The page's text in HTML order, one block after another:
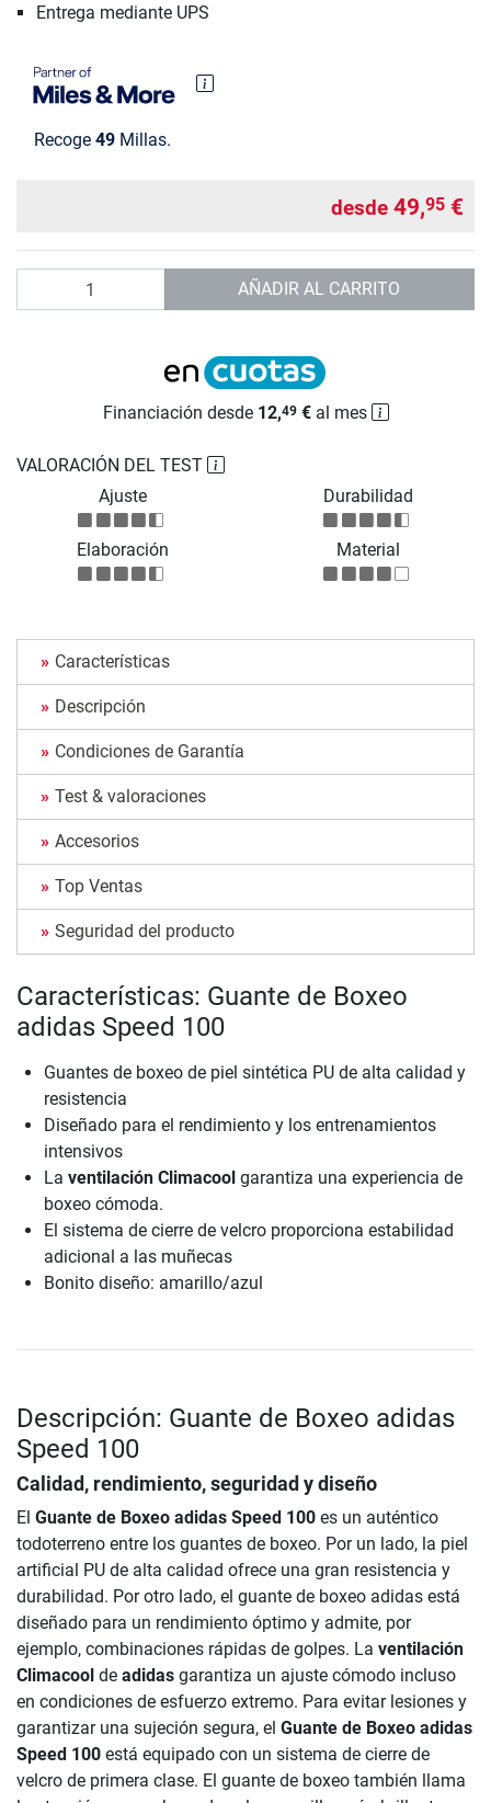
Entrega mediante UPS
Recoge 49 Millas.
desde 49,95 €
AÑADIR AL CARRITO
VALORACIÓN DEL TEST
Ajuste
Durabilidad
Elaboración Material
Financiación desde 12,49€al mes
Características
Descripción
Condiciones de Garantía
Test & valoraciones
Accesorios
Top Ventas
Seguridad del producto
Características: Guante de Boxeo
adidas Speed 100
Guantes de boxeo de piel sintética PU de alta calidad y
resistencia
Diseñado para el rendimiento y los entrenamientos
intensivos
La ventilación Climacool garantiza una experiencia de
boxeo cómoda.
El sistema de cierre de velcro proporciona estabilidad
adicional a las muñecas
Bonito diseño: amarillo/azul
Descripción: Guante de Boxeo adidas
Speed 100
Calidad, rendimiento, seguridad y diseño
El Guante de Boxeo adidas Speed 100 es un auténtico
todoterreno entre los guantes de boxeo. Por un lado, la piel
artificial PU de alta calidad ofrece una gran resistencia y
durabilidad. Por otro lado, el guante de boxeo adidas está
diseñado para un rendimiento óptimo y admite, por
ejemplo, combinaciones rápidas de golpes. La ventilación
Climacool de adidas garantiza un ajuste cómodo incluso
en condiciones de esfuerzo extremo. Para evitar lesiones y
garantizar una sujeción segura, el Guante de Boxeo adidas
Speed 100 está equipado con un sistema de cierre de
velcro de primera clase. El guante de boxeo también llama